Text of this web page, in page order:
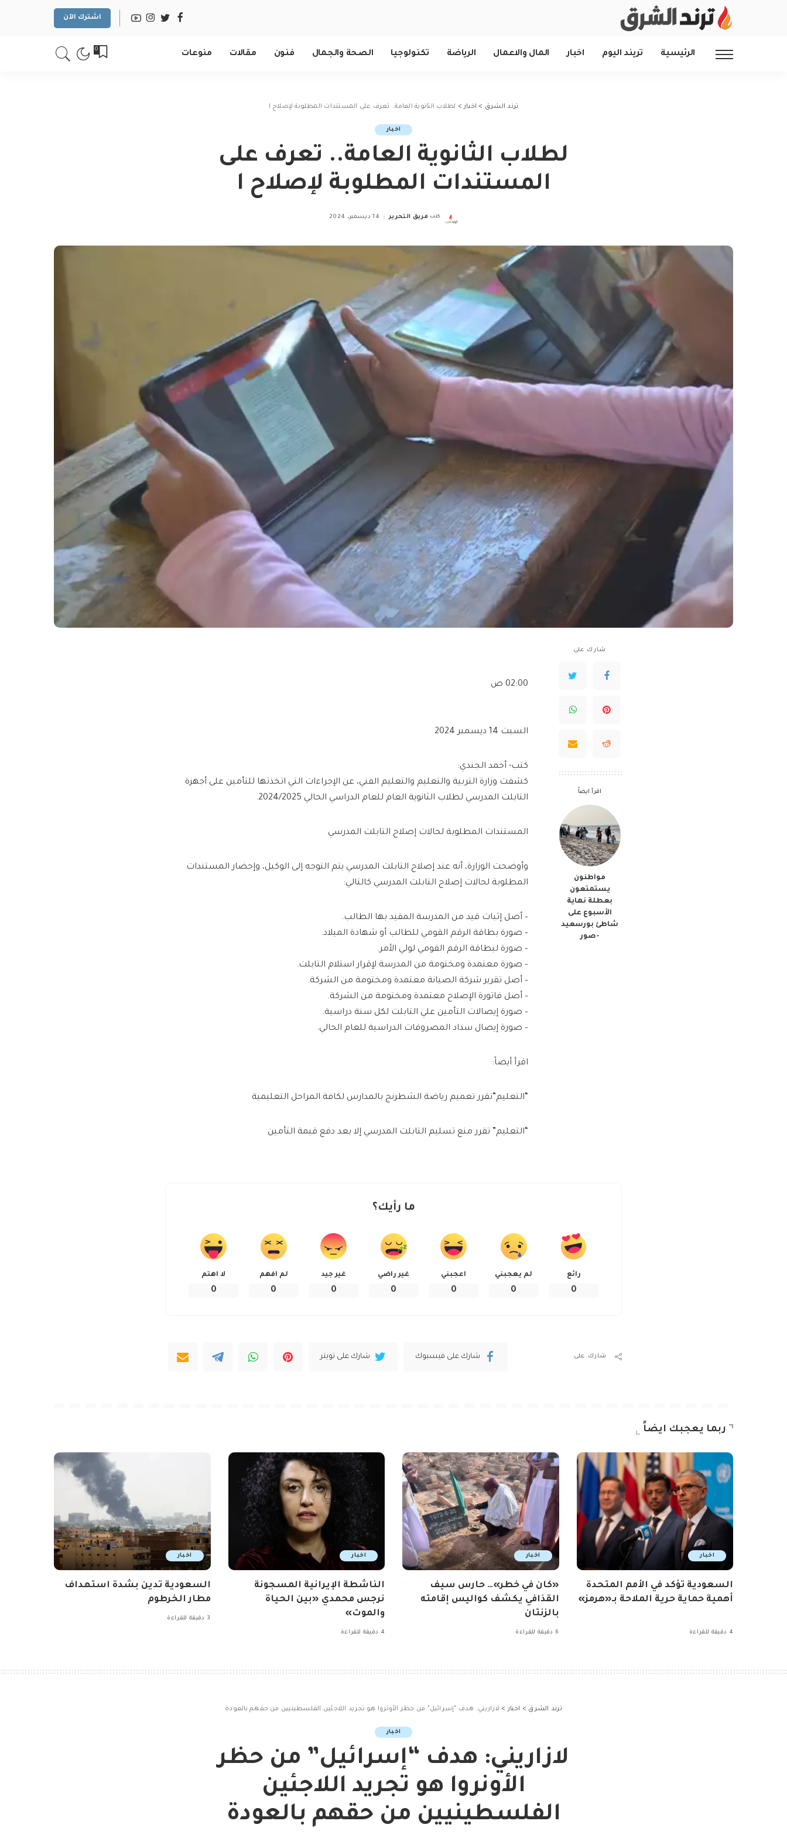
اشترك الآن
الرئيسية تريند اليوم اخبار المال والاعمال الرياضة تكنولوجيا الصحة والجمال فنون مقالات منوعات 0
ترند الشرق > اخبار > لطلاب الثانوية العامة.. تعرف على المستندات المطلوبة لإصلاح ا
اخبار
لطلاب الثانوية العامة.. تعرف على
المستندات المطلوبة لإصلاح ا
Posted
كتب فريق التحرير 14 ديسمبر، 2024
شارك على
اقرأ ايضاً
مواطنون
يستمتعون
بعطلة نهاية
الأسبوع على
شاطئ بورسعيد
-صور
02:00 ص
السبت 14 ديسمبر 2024
كتب- أحمد الجندي:
كشفت وزارة التربية والتعليم والتعليم الفني، عن الإجراءات التي اتخذتها للتأمين على أجهزة
التابلت المدرسي لطلاب الثانوية العام للعام الدراسي الحالي 2024/2025.
المستندات المطلوبة لحالات إصلاح التابلت المدرسي
وأوضحت الوزارة، أنه عند إصلاح التابلت المدرسي يتم التوجه إلى الوكيل، وإحضار المستندات
المطلوبة لحالات إصلاح التابلت المدرسي كالتالي:
– أصل إثبات قيد من المدرسة المقيد بها الطالب.
– صورة بطاقة الرقم القومي للطالب أو شهادة الميلاد.
– صورة لبطاقة الرقم القومي لولي الأمر.
– صورة معتمدة ومختومة من المدرسة لإقرار استلام التابلت.
– أصل تقرير شركة الصيانة معتمدة ومختومة من الشركة.
– أصل فاتورة الإصلاح معتمدة ومختومة من الشركة.
– صورة إيصالات التأمين علي التابلت لكل سنة دراسية.
– صورة إيصال سداد المصروفات الدراسية للعام الحالي.
اقرأ أيضاً:
“التعليم”تقرر تعميم رياضة الشطرنج بالمدارس لكافة المراحل التعليمية
“التعليم” تقرر منع تسليم التابلت المدرسي إلا بعد دفع قيمة التأمين
ما رأيك؟
رائع
0
لم يعجبني
0
اعجبني
0
غير راضي
0
غير جيد
0
لم افهم
0
لا اهتم
0
شارك على شارك على فيسبوك شارك على تويتر
ربما يعجبك ايضاً
اخبار
السعودية تؤكد في الأمم المتحدة
أهمية حماية حرية الملاحة بـ«هرمز»
4 دقيقة للقراءة
اخبار
«كان في خطر»… حارس سيف
القذافي يكشف كواليس إقامته
بالزنتان
6 دقيقة للقراءة
اخبار
الناشطة الإيرانية المسجونة
نرجس محمدي «بين الحياة
والموت»
4 دقيقة للقراءة
اخبار
السعودية تدين بشدة استهداف
مطار الخرطوم
3 دقيقة للقراءة
ترند الشرق > اخبار > لازاريني: هدف “إسرائيل” من حظر الأونروا هو تجريد اللاجئين الفلسطينيين من حقهم بالعودة
اخبار
لازاريني: هدف “إسرائيل” من حظر
الأونروا هو تجريد اللاجئين
الفلسطينيين من حقهم بالعودة